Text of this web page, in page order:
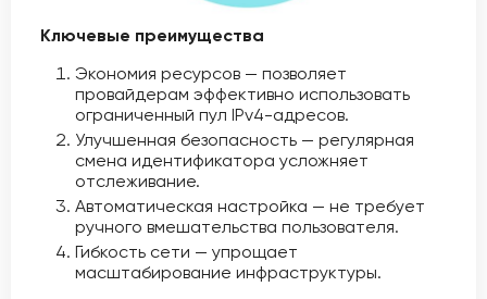
Ключевые преимущества
Экономия ресурсов — позволяет
провайдерам эффективно использовать
ограниченный пул IPv4-адресов.
Улучшенная безопасность — регулярная
смена идентификатора усложняет
отслеживание.
Автоматическая настройка — не требует
ручного вмешательства пользователя.
Гибкость сети — упрощает
масштабирование инфраструктуры.